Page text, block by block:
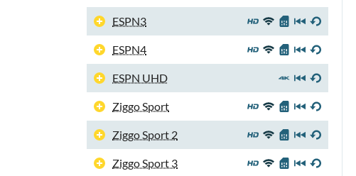
ESPN3
ESPN4
ESPN UHD
Ziggo Sport
Ziggo Sport 2
Ziggo Sport 3